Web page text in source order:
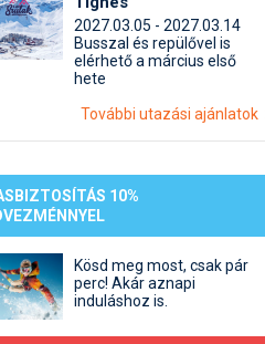
2027.03.05 - 2027.03.14
Busszal és repülővel is
elérhető a március első
hete
További utazási ajánlatok
10%
Kösd meg most, csak pár
perc! Akár aznapi
induláshoz is.